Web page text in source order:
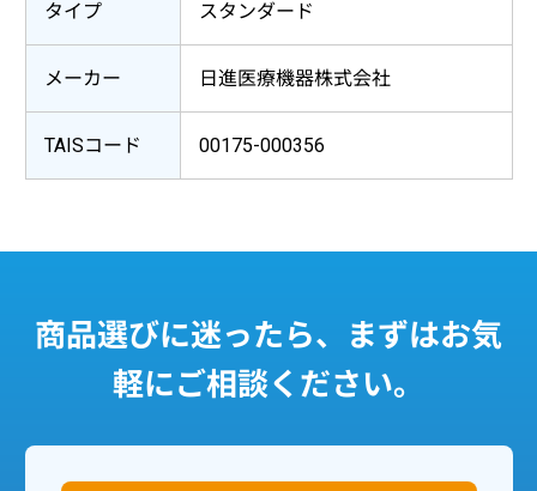
タイプ スタンダード
メーカー 日進医療機器株式会社
TAISコード 00175-000356
商品選びに迷ったら、まずはお気
軽にご相談ください。